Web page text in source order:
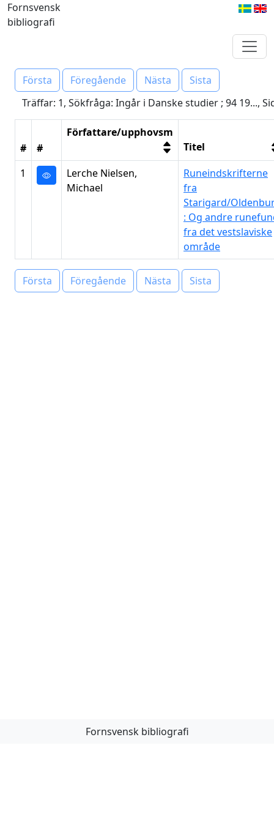
Fornsvensk
bibliografi
Första Föregående Nästa
Sista
Träffar: 1, Sökfråga: Ingår i Danske studier ; 94 19...,
# #
Författare/upphovsm
Titel
1
Lerche Nielsen,
Michael
Runeindskrifterne
fra
Starigard/
: Og andre
fra det vestslaviske
område
Första Föregående Nästa Sista
Fornsvensk bibliografi